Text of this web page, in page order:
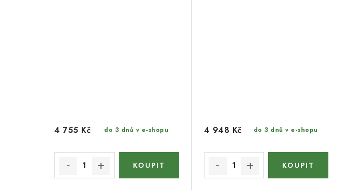
do 3 dnů v e-shopu
4 755 Kč do 3 dnů v e-shopu
4 948 Kč